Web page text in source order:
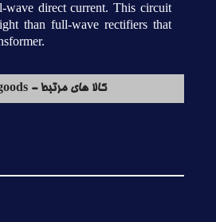
wave direct current. This circuit
than full-wave rectifiers that
کالا های مرتبط - Related goods